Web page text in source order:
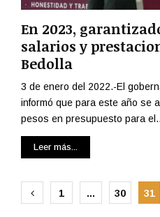
En 2023,
salarios y
Bedolla
3 de enero del 2022.-El
informó que para este año se
pesos en presupuesto para
Leer más...
Paginación
1 … 30 31